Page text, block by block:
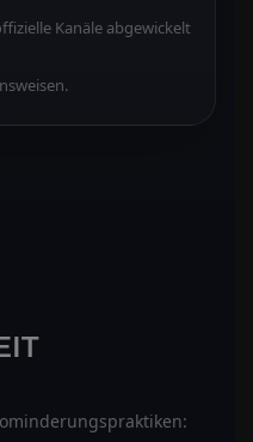
Kanäle abgewickelt